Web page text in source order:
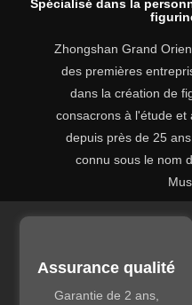
Spécialisé dans la
Zhongshan Grand
des premières
dans la création de
consacrons à l'étude et
depuis près de 25
connu sous le nom
Assurance qualité
Garantie de 2 ans,